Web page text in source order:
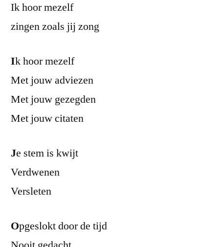
Ik hoor mezelf
zingen zoals jij zong
Ik hoor mezelf
Met jouw adviezen
Met jouw gezegden
Met jouw citaten
Je stem is kwijt
Verdwenen
Versleten
Opgeslokt door de tijd